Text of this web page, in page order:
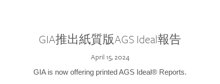
GIA推出紙質版AGS Ideal報告
April 15, 2024
GIA is now offering printed AGS Ideal® Reports.